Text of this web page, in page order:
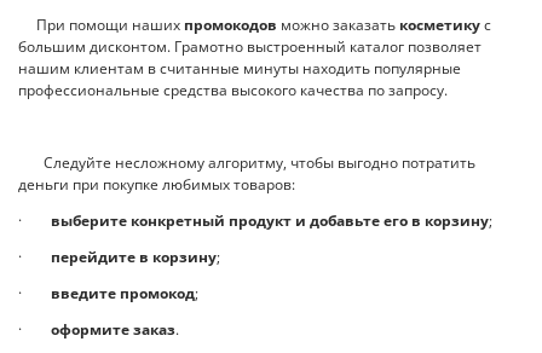
При помощи наших промокодов можно заказать косметикус
большим дисконтом. Грамотно выстроенный каталог позволяет
нашим клиентам в считанные минуты находить популярные
профессиональные средства высокого качества по запросу.
Следуйте несложному алгоритму, чтобы выгодно потратить
деньги при покупке любимых товаров:
· выберите конкретный продукт и добавьте его в корзину;
· перейдите в корзину;
· введите промокод;
· оформите заказ.